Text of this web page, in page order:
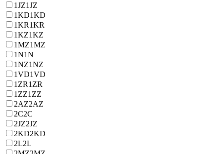
1JZ1JZ
1KD1KD
1KR1KR
1KZ1KZ
1MZ1MZ
1N1N
1NZ1NZ
1VD1VD
1ZR1ZR
1ZZ1ZZ
2AZ2AZ
2C2C
2JZ2JZ
2KD2KD
2L2L